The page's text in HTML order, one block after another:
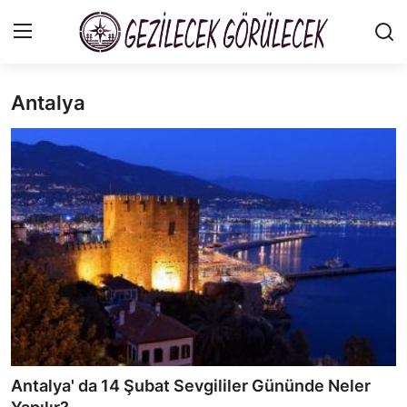
Gizlilik Sözleşmesi
Gezi Rehberleri
İletişim
Şehirler
Gezilecek Yerler
Tarih & Mitoloji
Yeme İçme Rehberi
Kamp & Doğa
Antalya
Antalya' da 14 Şubat Sevgililer Gününde Neler